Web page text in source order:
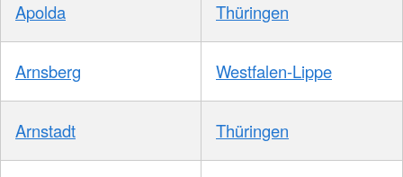
Apolda Thüringen
Arnsberg Westfalen-Lippe
Arnstadt Thüringen